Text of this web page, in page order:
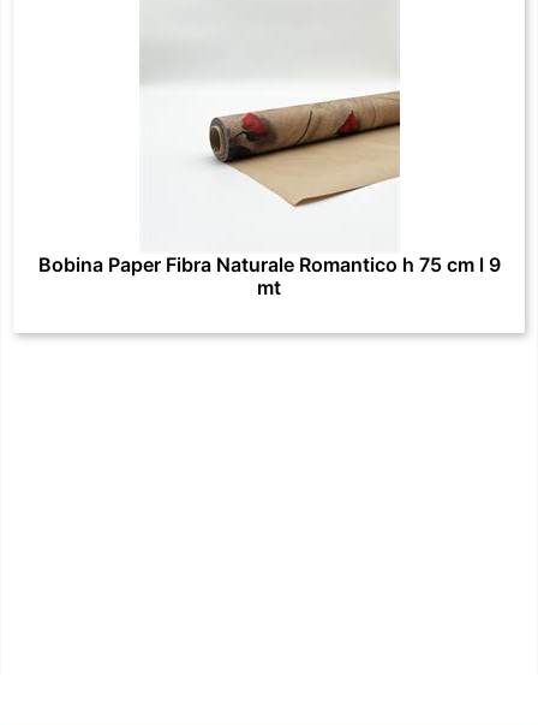
Bobina Paper Fibra Naturale Romantico h 75 cm l 9
mt